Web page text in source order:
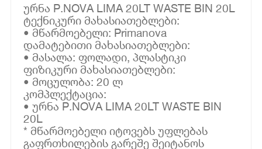
ურნა P.NOVA LIMA 20LT WASTE BIN 20L
ტექნიკური მახასიათებლები:
• მწარმოებელი: Primanova
დამატებითი მახასიათებლები:
• მასალა: ფოლადი, პლასტიკი
ფიზიკური მახასიათებლები:
• მოცულობა: 20 ლ
კომპლექტაცია:
• ურნა P.NOVA LIMA 20LT WASTE BIN
20L
* მწარმოებელი იტოვებს უფლებას
გაფრთხილების გარეშე შეიტანოს